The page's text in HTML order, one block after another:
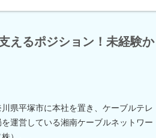
えるポジション！未経験か
川県平塚市に本社を置き、ケーブルテレ
を運営している湘南ケーブルネットワー